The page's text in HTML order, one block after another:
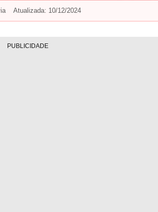
Atualizada: 10/12/2024
PUBLICIDADE